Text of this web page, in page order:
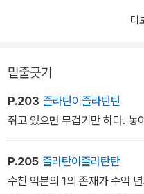
- ‘바꿀 수 없는 책임들’ 중에서
더
밑줄긋기
P.203 즐라탄이즐라탄탄
쥐고 있으면 무겁기만 하다. 놓
P.205 즐라탄이즐라탄탄
수천 억분의 1의 존재가 수억